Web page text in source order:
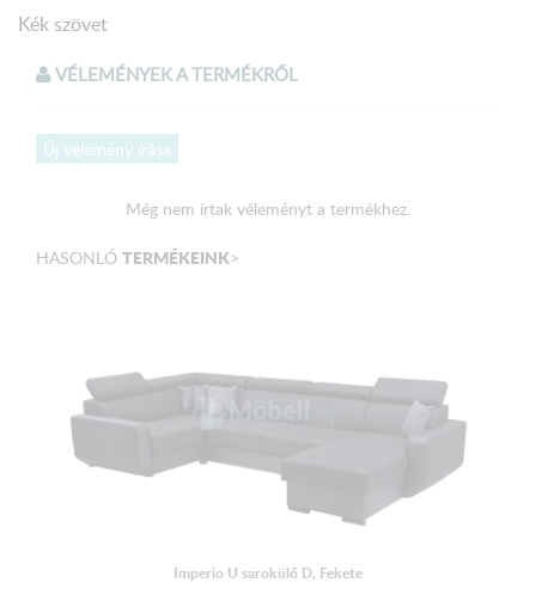
Kék szövet
Magasság: 85 cm
Mélység: 154 cm
Ülőmagasság: 47 cm
A terméket összeszerelt állapotban, csomagolva, több
darabban szállítjuk!
VÉLEMÉNYEK A TERMÉKRŐL
Új vélemény írása
Még nem írtak véleményt a termékhez.
HASONLÓ TERMÉKEINK>
Imperio U sarokülő D, Fekete